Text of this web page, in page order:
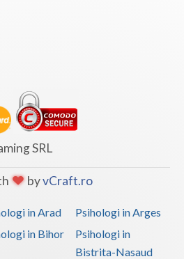
psihoterapeutica in ... (1)
psihoterapeutica in ... (1)
psihoterapeutica in ... (1)
psihoterapeutica in ... (1)
psihoterapeutica in ... (1)
psihoterapeutica in ... (1)
psihoterapeutica in ... (1)
(1)
SRL
byvCraft.ro
in Arad
Psihologi in Arges
in Bihor
Psihologi in
Bistrita-Nasaud